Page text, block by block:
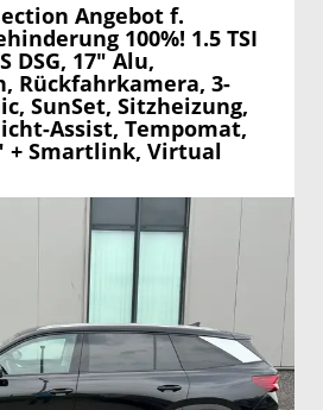
Angebot f.
100%! 1.5 TSI
DSG, 17" Alu,
Rückfahrkamera, 3-
SunSet, Sitzheizung,
Assist, Tempomat,
+ Smartlink, Virtual